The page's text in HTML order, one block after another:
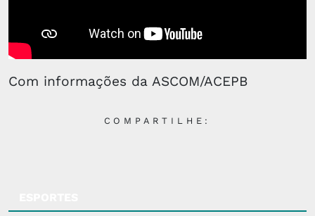
Com informações da ASCOM/ACEPB
COMPARTILHE: